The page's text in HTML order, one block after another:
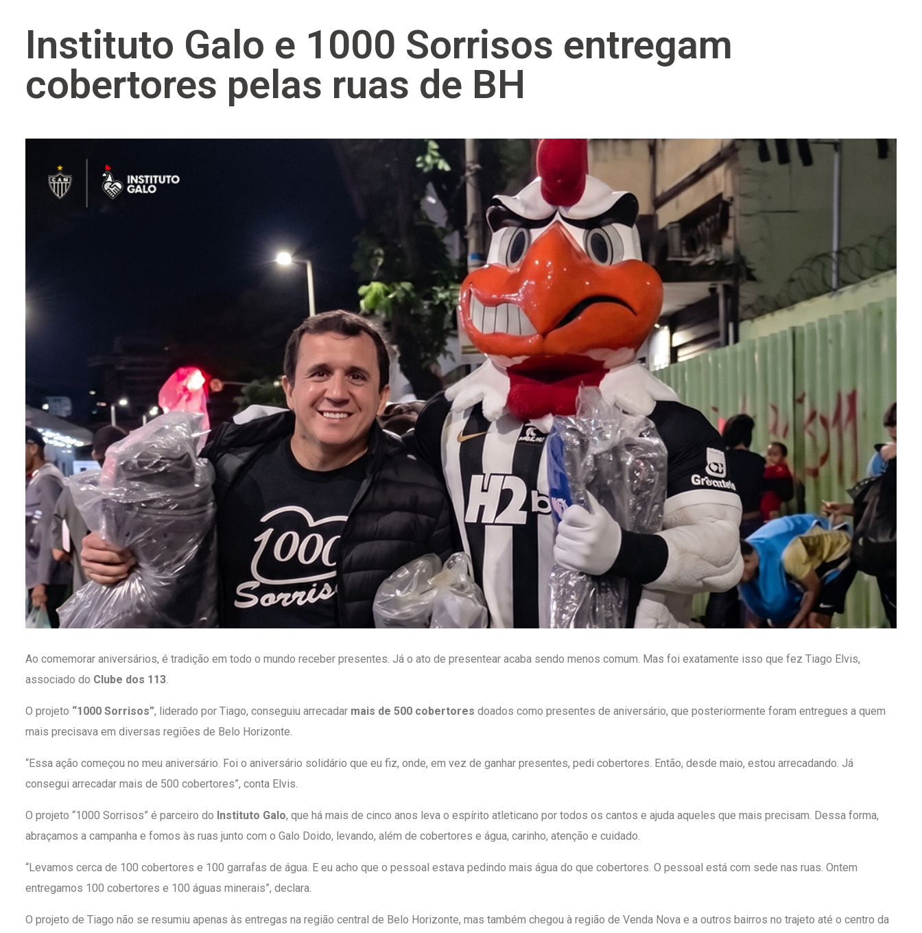
Instituto Galo e 1000 Sorrisos entregam
cobertores pelas ruas de BH
Ao comemorar aniversários, é tradição em todo o mundo receber presentes. Já o ato de presentear acaba sendo menos comum. Mas foi exatamente isso que fez Tiago Elvis,
associado do Clube dos 113.
O projeto “1000 Sorrisos”, liderado por Tiago, conseguiu arrecadar mais de 500 cobertores doados como presentes de aniversário, que posteriormente foram entregues a quem
mais precisava em diversas regiões de Belo Horizonte.
“Essa ação começou no meu aniversário. Foi o aniversário solidário que eu fiz, onde, em vez de ganhar presentes, pedi cobertores. Então, desde maio, estou arrecadando. Já
consegui arrecadar mais de 500 cobertores”, conta Elvis.
O projeto “1000 Sorrisos” é parceiro do Instituto Galo, que há mais de cinco anos leva o espírito atleticano por todos os cantos e ajuda aqueles que mais precisam. Dessa forma,
abraçamos a campanha e fomos às ruas junto com o Galo Doido, levando, além de cobertores e água, carinho, atenção e cuidado.
“Levamos cerca de 100 cobertores e 100 garrafas de água. E eu acho que o pessoal estava pedindo mais água do que cobertores. O pessoal está com sede nas ruas. Ontem
entregamos 100 cobertores e 100 águas minerais”, declara.
O projeto de Tiago não se resumiu apenas às entregas na região central de Belo Horizonte, mas também chegou à região de Venda Nova e a outros bairros no trajeto até o centro da